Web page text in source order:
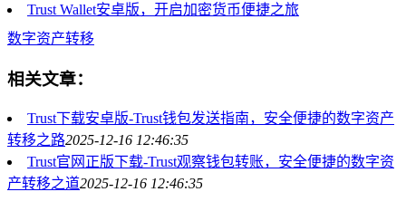
Trust Wallet安卓版，开启加密货币便捷之旅
数字资产转移
相关文章：
Trust下载安卓版-Trust钱包发送指南，安全便捷的数字资产
转移之路2025-12-16 12:46:35
Trust官网正版下载-Trust观察钱包转账，安全便捷的数字资
产转移之道2025-12-16 12:46:35